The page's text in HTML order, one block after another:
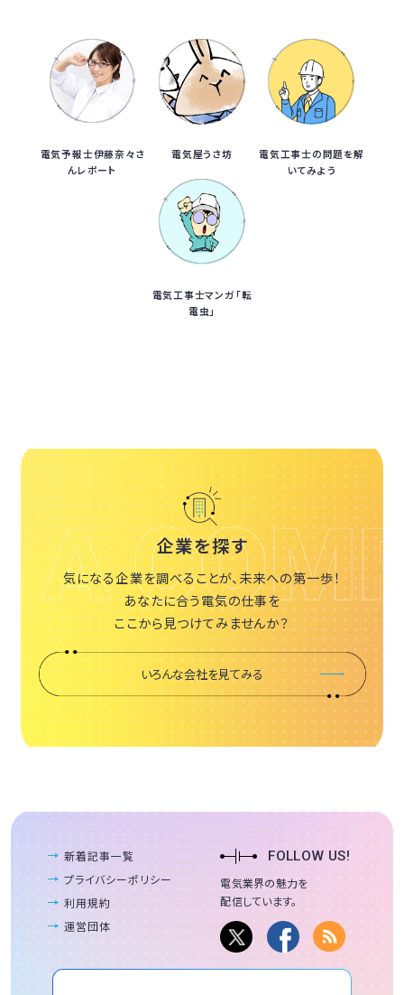
電気予報士伊藤奈々さ
んレポート
電気屋うさ坊
電気工事士の問題を解
いてみよう
電気工事士マンガ「転
電虫」
企業を探す
気になる企業を調べることが、未来への第一歩！
あなたに合う電気の仕事を
ここから見つけてみませんか？
いろんな会社を見てみる
新着記事一覧
プライバシーポリシー
利用規約
運営団体
FOLLOW US!
電気業界の魅力を
配信しています。